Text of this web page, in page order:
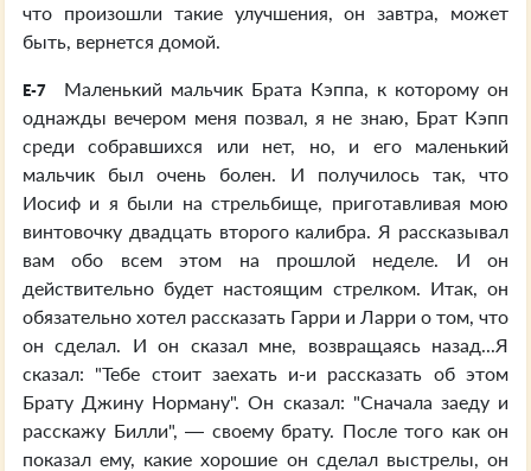
что произошли такие улучшения, он завтра, может
быть, вернется домой.
E-7
Маленький мальчик Брата Кэппа, к которому он
однажды вечером меня позвал, я не знаю, Брат Кэпп
среди собравшихся или нет, но, и его маленький
мальчик был очень болен. И получилось так, что
Иосиф и я были на стрельбище, приготавливая мою
винтовочку двадцать второго калибра. Я рассказывал
вам обо всем этом на прошлой неделе. И он
действительно будет настоящим стрелком. Итак, он
обязательно хотел рассказать Гарри и Ларри о том, что
он сделал. И он сказал мне, возвращаясь назад...Я
сказал: "Тебе стоит заехать и-и рассказать об этом
Брату Джину Норману". Он сказал: "Сначала заеду и
расскажу Билли", — своему брату. После того как он
показал ему, какие хорошие он сделал выстрелы, он